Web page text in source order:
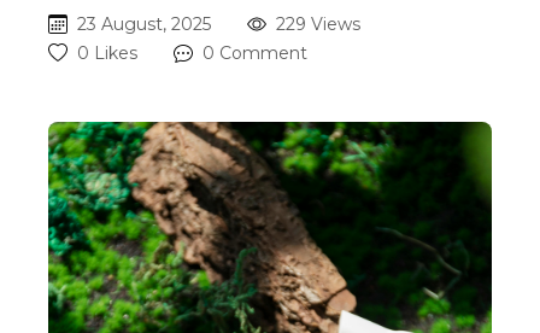
23 August, 2025
229 Views
0 Likes
0 Comment